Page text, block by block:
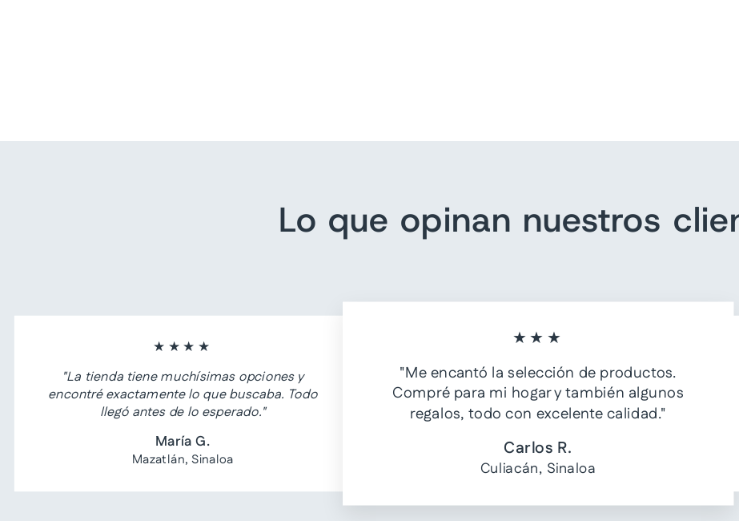
Lo que opinan nuestros
★★★★
"La tienda tiene muchísimas opciones y
encontré exactamente lo que buscaba. Todo
llegó antes de lo esperado."
María G.
Mazatlán, Sinaloa
★★★
"Me encantó la selección de productos.
Compré para mi hogar y también algunos
regalos, todo con excelente calidad."
Carlos R.
Culiacán, Sinaloa